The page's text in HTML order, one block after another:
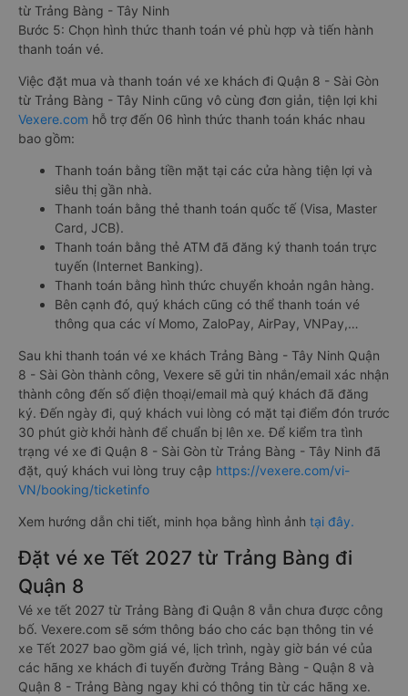
từ Trảng Bàng - Tây Ninh
Bước 5: Chọn hình thức thanh toán vé phù hợp và tiến hành
thanh toán vé.
Việc đặt mua và thanh toán vé xe khách đi Quận 8 - Sài Gòn
từ Trảng Bàng - Tây Ninh cũng vô cùng đơn giản, tiện lợi khi
Vexere.com hỗ trợ đến 06 hình thức thanh toán khác nhau
bao gồm:
Thanh toán bằng tiền mặt tại các cửa hàng tiện lợi và
siêu thị gần nhà.
Thanh toán bằng thẻ thanh toán quốc tế (Visa, Master
Card, JCB).
Thanh toán bằng thẻ ATM đã đăng ký thanh toán trực
tuyến (Internet Banking).
Thanh toán bằng hình thức chuyển khoản ngân hàng.
Bên cạnh đó, quý khách cũng có thể thanh toán vé
thông qua các ví Momo, ZaloPay, AirPay, VNPay,…
Sau khi thanh toán vé xe khách Trảng Bàng - Tây Ninh Quận
8 - Sài Gòn thành công, Vexere sẽ gửi tin nhắn/email xác nhận
thành công đến số điện thoại/email mà quý khách đã đăng
ký. Đến ngày đi, quý khách vui lòng có mặt tại điểm đón trước
30 phút giờ khởi hành để chuẩn bị lên xe. Để kiểm tra tình
trạng vé xe đi Quận 8 - Sài Gòn từ Trảng Bàng - Tây Ninh đã
đặt, quý khách vui lòng truy cập https://vexere.com/vi-
VN/booking/ticketinfo
Xem hướng dẫn chi tiết, minh họa bằng hình ảnh tại đây.
Đặt vé xe Tết 2027 từ Trảng Bàng đi
Quận 8
Vé xe tết 2027 từ Trảng Bàng đi Quận 8 vẫn chưa được công
bố. Vexere.com sẽ sớm thông báo cho các bạn thông tin vé
xe Tết 2027 bao gồm giá vé, lịch trình, ngày giờ bán vé của
các hãng xe khách đi tuyến đường Trảng Bàng - Quận 8 và
Quận 8 - Trảng Bàng ngay khi có thông tin từ các hãng xe.